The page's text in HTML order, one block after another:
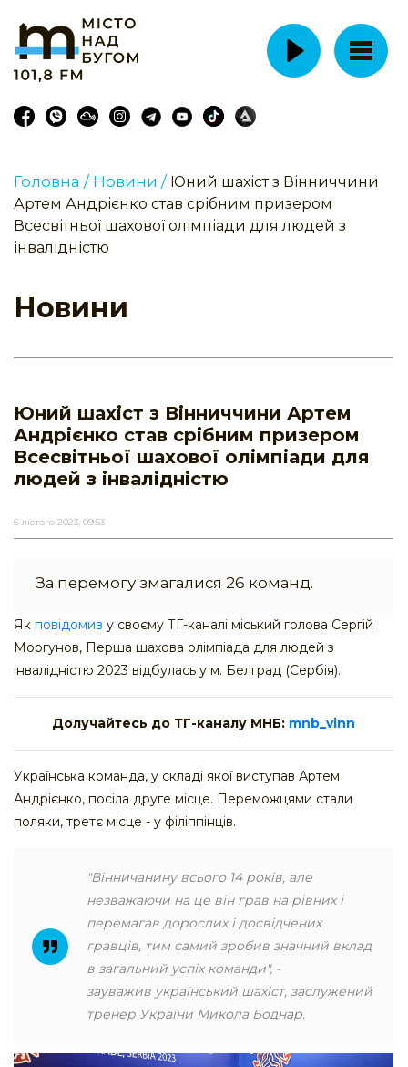
Головна / Новини / Юний шахіст з Вінниччини
Артем Андрієнко став срібним призером
Всесвітньої шахової олімпіади для людей з
інвалідністю
Новини
Юний шахіст з Вінниччини Артем
Андрієнко став срібним призером
Всесвітньої шахової олімпіади для
людей з інвалідністю
6 лютого 2023, 09:53
За перемогу змагалися 26 команд.
Як повідомив у своєму ТГ-каналі міський голова Сергій
Моргунов, Перша шахова олімпіада для людей з
інвалідністю 2023 відбулась у м. Белград (Сербія).
Долучайтесь до ТГ-каналу МНБ: mnb_vinn
Українська команда, у складі якої виступав Артем
Андрієнко, посіла друге місце. Переможцями стали
поляки, третє місце - у філіппінців.
"Вінничанину всього 14 років, але
незважаючи на це він грав на рівних і
перемагав дорослих і досвідчених
гравців, тим самий зробив значний вклад
в загальний успіх команди", -
зауважив український шахіст, заслужений
тренер України Микола Боднар.